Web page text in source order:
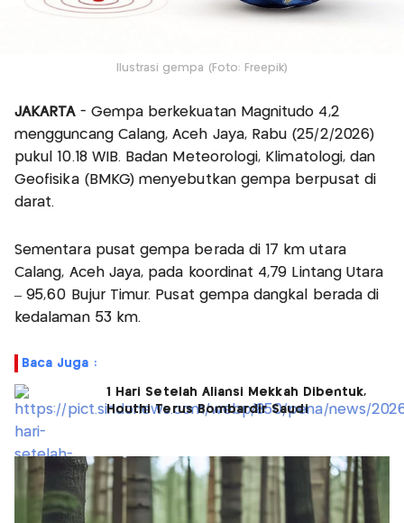
Ilustrasi gempa (Foto: Freepik)
JAKARTA- Gempa berkekuatan Magnitudo 4,2
mengguncang Calang, Aceh Jaya, Rabu (25/2/2026)
pukul 10.18 WIB. Badan Meteorologi, Klimatologi, dan
Geofisika (BMKG) menyebutkan gempa berpusat di
darat.
Sementara pusat gempa berada di 17 km utara
Calang, Aceh Jaya, pada koordinat 4,79 Lintang Utara
– 95,60 Bujur Timur. Pusat gempa dangkal berada di
kedalaman 53 km.
Baca Juga :
1 Hari Setelah Aliansi Mekkah Dibentuk,
Houthi Terus Bombardir Saudi